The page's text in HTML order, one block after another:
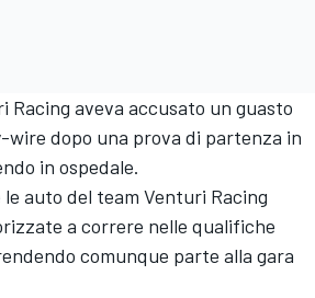
Racing aveva accusato un guasto
wire dopo una prova di partenza in
in ospedale.
le auto del team Venturi Racing
a correre nelle qualifiche
comunque parte alla gara